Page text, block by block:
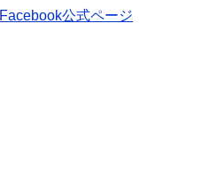
Facebook公式ページ